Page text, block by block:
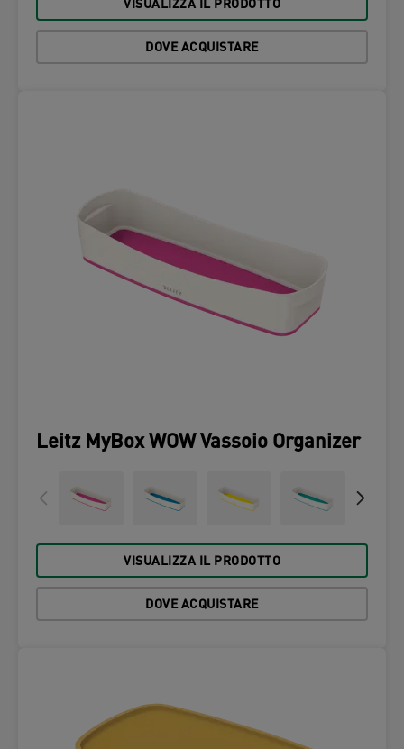
VISUALIZZA IL PRODOTTO
DOVE ACQUISTARE
Leitz MyBox WOW Vassoio Organizer
VISUALIZZA IL PRODOTTO
DOVE ACQUISTARE